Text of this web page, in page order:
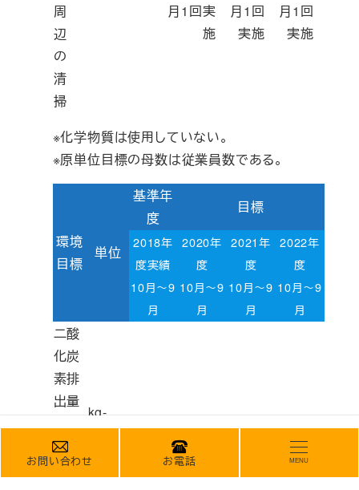
周
辺
の
清
掃
月1回実
施
月1回
実施
月1回
実施
※化学物質は使用していない。
※原単位目標の母数は従業員数である。
環境
目標
単位
基準年
度
目標
2018年
度実績
10月～9
月
2020年
度
10月～9
月
2021年
度
10月～9
月
2022年
度
10月～9
月
二酸
化炭
素排
出量
減
（1％/
kg-
CO2/
人
2,589.92,564.02,538.12,512.2
お問い合わせ お電話 MENU